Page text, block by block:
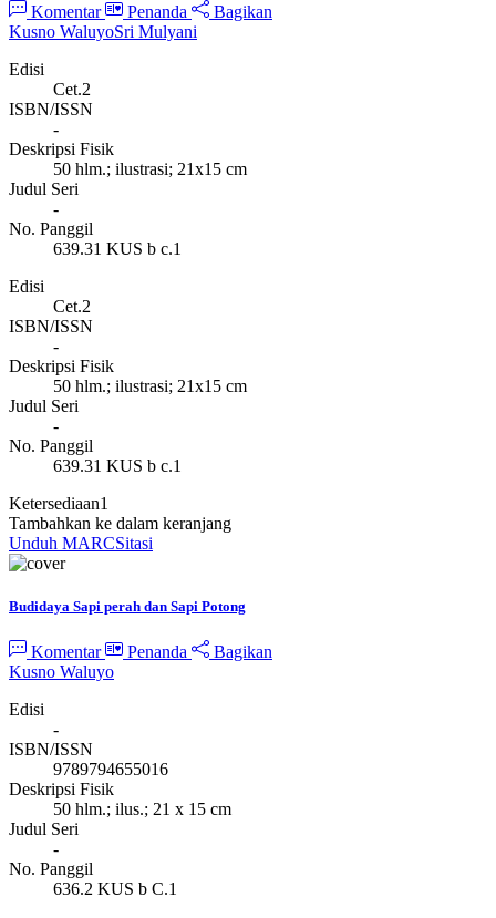
Komentar Penanda
Bagikan
Kusno WaluyoSri Mulyani
Edisi
Cet.2
ISBN/ISSN
-
Deskripsi Fisik
50 hlm.; ilustrasi; 21x15 cm
Judul Seri
-
No. Panggil
639.31 KUS b c.1
Edisi
Cet.2
ISBN/ISSN
-
Deskripsi Fisik
50 hlm.; ilustrasi; 21x15 cm
Judul Seri
-
No. Panggil
639.31 KUS b c.1
Ketersediaan1
Tambahkan ke dalam keranjang
Unduh MARCSitasi
Budidaya Sapi perah dan Sapi Potong
Komentar Penanda
Bagikan
Kusno Waluyo
Edisi
-
ISBN/ISSN
9789794655016
Deskripsi Fisik
50 hlm.; ilus.; 21 x 15 cm
Judul Seri
-
No. Panggil
636.2 KUS b C.1